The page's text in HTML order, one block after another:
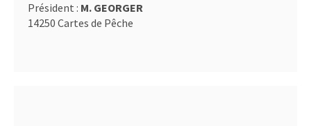
Président : M. GEORGER
14250 Cartes de Pêche